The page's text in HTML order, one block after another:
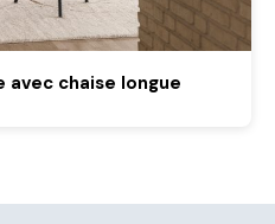
avec chaise longue